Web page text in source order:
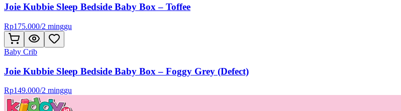
Joie Kubbie Sleep Bedside Baby Box – Toffee
Rp175.000/2 minggu
Baby Crib
Joie Kubbie Sleep Bedside Baby Box – Foggy Grey (Defect)
Rp149.000/2 minggu